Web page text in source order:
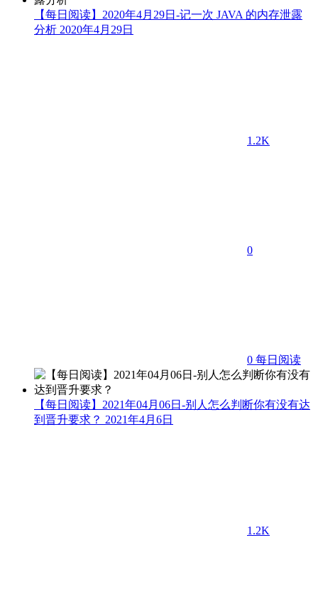
【每日阅读】2020年4月29日-记一次 JAVA 的内存泄露
分析 2020年4月29日
1.2K
0
0 每日阅读
【每日阅读】2021年04月06日-别人怎么判断你有没有达
到晋升要求？ 2021年4月6日
1.2K